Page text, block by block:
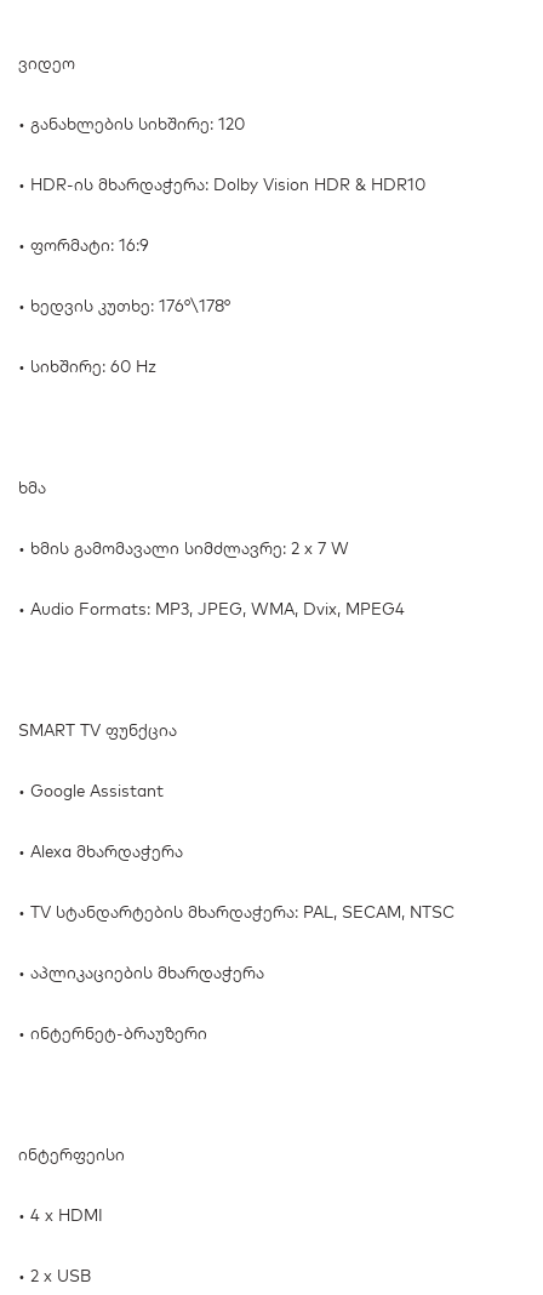
ვიდეო
• განახლების სიხშირე: 120
• HDR-ის მხარდაჭერა: Dolby Vision HDR & HDR10
• ფორმატი: 16:9
• ხედვის კუთხე: 176°\178°
• სიხშირე: 60 Hz
ხმა
• ხმის გამომავალი სიმძლავრე: 2 x 7 W
• Audio Formats: MP3, JPEG, WMA, Dvix, MPEG4
SMART TV ფუნქცია
• Google Assistant
• Alexa მხარდაჭერა
• TV სტანდარტების მხარდაჭერა: PAL, SECAM, NTSC
• აპლიკაციების მხარდაჭერა
• ინტერნეტ-ბრაუზერი
ინტერფეისი
• 4 x HDMI
• 2 x USB